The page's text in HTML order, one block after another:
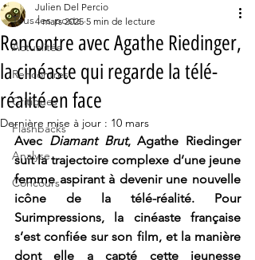
Tous les posts
Actualités
Rencontres
Critiques
Flashbacks
Analyse
Concours
Rencontre avec Agathe Riedinger,
la cinéaste qui regarde la télé-
réalité en face
Julien Del Percio
4 mars 2025 5 min de lecture
Dernière mise à jour : 10 mars
Avec Diamant Brut, Agathe Riedinger
suit la trajectoire complexe d’une jeune
femme aspirant à devenir une nouvelle
icône de la télé-réalité. Pour
Surimpressions, la cinéaste française
s’est confiée sur son film, et la manière
dont elle a capté cette jeunesse